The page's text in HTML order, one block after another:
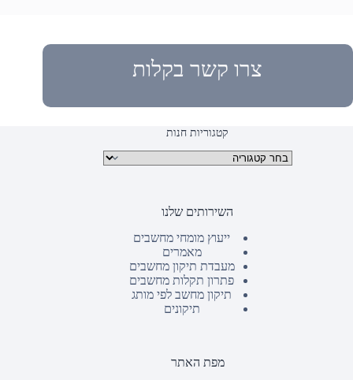
צרו קשר בקלות
קטגוריות חנות
קטגוריות מוצרים
השירותים שלנו
ייעוץ מומחי מחשבים
מאמרים
מעבדת תיקון מחשבים
פתרון תקלות מחשבים
תיקון מחשב לפי מותג
תיקונים
מפת האתר